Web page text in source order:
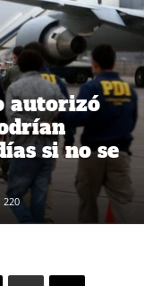
autorizó
si no se
220